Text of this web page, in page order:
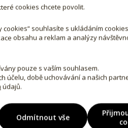
cookies chcete povolit.
cookies“ souhlasíte s ukládáním
obsahu a reklam a analýzy
pouze s vaším souhlasem.
účelu, době uchovávání a našich
údajů.
Odmítnout vše